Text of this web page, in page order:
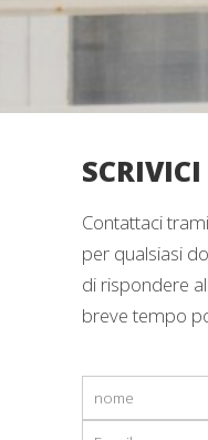
SCRIVICI
Contattaci
per qualsiasi
di rispondere
breve tempo